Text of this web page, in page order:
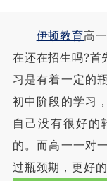
伊顿教育高
在还在招生吗?首
习是有着一定的
初中阶段的学习
自己没有很好的
的。而高一一对
过瓶颈期，更好